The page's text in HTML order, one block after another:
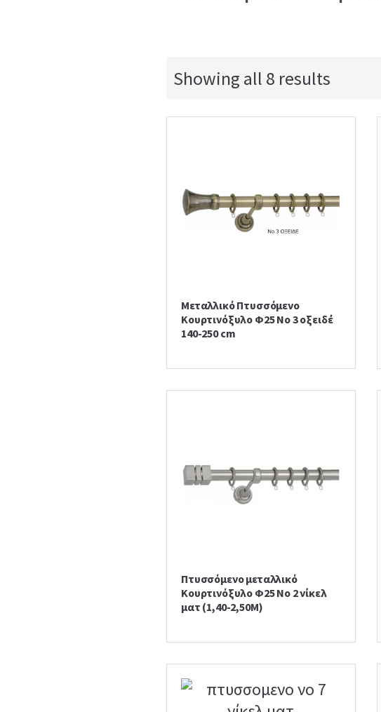
Showing all 8 results
Μεταλλικό Πτυσσόμενο
Κουρτινόξυλο Φ25 Νο 3 οξειδέ
140-250 cm
Πτυσσόμενο μεταλλικό
Κουρτινόξυλο Φ25 Νο 2 νίκελ
ματ (1,40-2,50Μ)